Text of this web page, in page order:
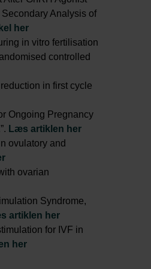
Analysis of
her
in vitro fertilisation
controlled
in first cycle
Ongoing Pregnancy
Læs artiklen her
ovulatory and
ovarian
Syndrome,
artiklen her
for IVF in
her